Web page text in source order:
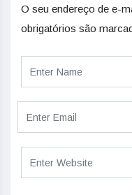
O seu endereço de e-
obrigatórios são